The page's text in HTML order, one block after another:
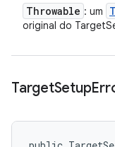
Throwable : um
original do
TargetSetup